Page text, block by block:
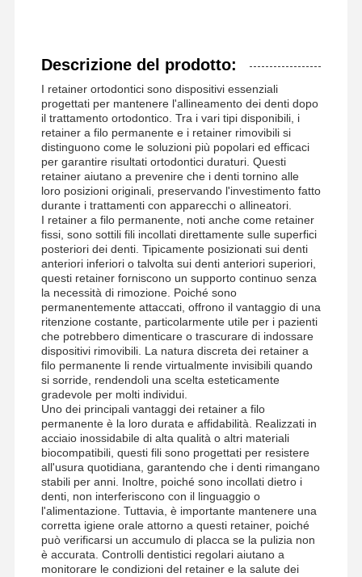
Casa Prodotti Chi Siamo Fatory Tour
Descrizione del prodotto:
I retainer ortodontici sono dispositivi essenziali
progettati per mantenere l'allineamento dei denti dopo
il trattamento ortodontico. Tra i vari tipi disponibili, i
retainer a filo permanente e i retainer rimovibili si
distinguono come le soluzioni più popolari ed efficaci
per garantire risultati ortodontici duraturi. Questi
retainer aiutano a prevenire che i denti tornino alle
loro posizioni originali, preservando l'investimento fatto
durante i trattamenti con apparecchi o allineatori.
I retainer a filo permanente, noti anche come retainer
fissi, sono sottili fili incollati direttamente sulle superfici
posteriori dei denti. Tipicamente posizionati sui denti
anteriori inferiori o talvolta sui denti anteriori superiori,
questi retainer forniscono un supporto continuo senza
la necessità di rimozione. Poiché sono
permanentemente attaccati, offrono il vantaggio di una
ritenzione costante, particolarmente utile per i pazienti
che potrebbero dimenticare o trascurare di indossare
dispositivi rimovibili. La natura discreta dei retainer a
filo permanente li rende virtualmente invisibili quando
si sorride, rendendoli una scelta esteticamente
gradevole per molti individui.
Uno dei principali vantaggi dei retainer a filo
permanente è la loro durata e affidabilità. Realizzati in
acciaio inossidabile di alta qualità o altri materiali
biocompatibili, questi fili sono progettati per resistere
all'usura quotidiana, garantendo che i denti rimangano
stabili per anni. Inoltre, poiché sono incollati dietro i
denti, non interferiscono con il linguaggio o
l'alimentazione. Tuttavia, è importante mantenere una
corretta igiene orale attorno a questi retainer, poiché
può verificarsi un accumulo di placca se la pulizia non
è accurata. Controlli dentistici regolari aiutano a
monitorare le condizioni del retainer e la salute dei